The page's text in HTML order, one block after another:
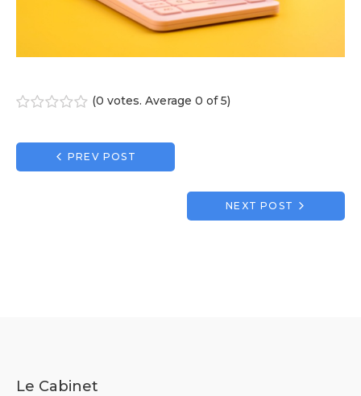
(0 votes. Average 0 of 5)
Navigation
de
PREV POST
NEXT POST
Le Cabinet